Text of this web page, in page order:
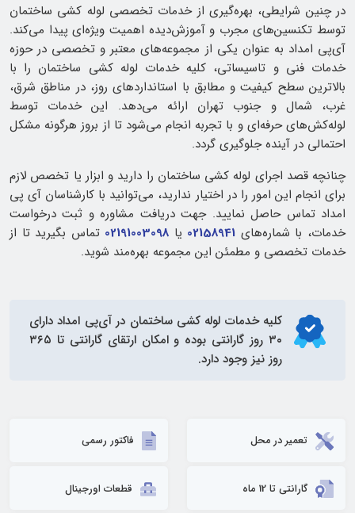
در چنین شرایطی، بهره‌گیری از خدمات تخصصی لوله کشی ساختمان
توسط تکنسین‌های مجرب و آموزش‌دیده اهمیت ویژه‌ای پیدا می‌کند.
آی‌پی امداد به‌ عنوان یکی از مجموعه‌های معتبر و تخصصی در حوزه
خدمات فنی و تاسیساتی، کلیه خدمات لوله کشی ساختمان را با
بالاترین سطح کیفیت و مطابق با استانداردهای روز، در مناطق شرق،
غرب، شمال و جنوب تهران ارائه می‌دهد. این خدمات توسط
لوله‌کش‌های حرفه‌ای و با تجربه انجام می‌شود تا از بروز هرگونه مشکل
احتمالی در آینده جلوگیری گردد.
چنانچه قصد اجرای لوله کشی ساختمان را دارید و ابزار یا تخصص لازم
برای انجام این امور را در اختیار ندارید، می‌توانید با کارشناسان آی‌ پی
امداد تماس حاصل نمایید. جهت دریافت مشاوره و ثبت درخواست
خدمات، با شماره‌های 02158941 یا 02191003098 تماس بگیرید تا از
خدمات تخصصی و مطمئن این مجموعه بهره‌مند شوید.
کلیه خدمات لوله کشی ساختمان در آی‌پی امداد دارای
۳۰ روز گارانتی بوده و امکان ارتقای گارانتی تا ۳۶۵
روز نیز وجود دارد.
تعمیر در محل فاکتور رسمی
گارانتی تا 12 ماه قطعات اورجینال